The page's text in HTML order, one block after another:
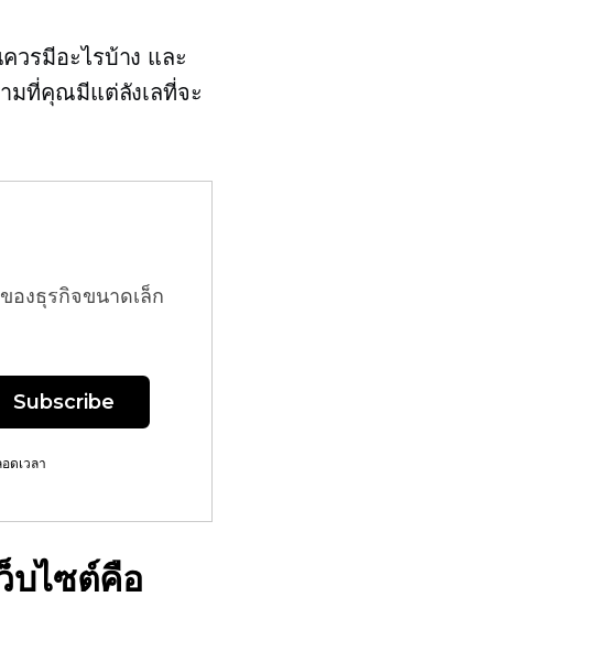
วรมีอะไรบ้าง และ
มที่คุณมีแต่ลังเลที่จะ
องธุรกิจขนาดเล็ก
Subscribe
ดเวลา
บไซต์คือ